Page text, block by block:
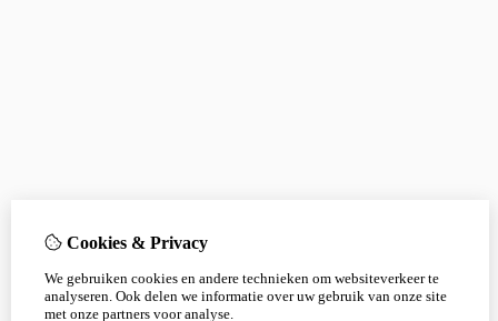
Cookies & Privacy
We gebruiken cookies en andere technieken om websiteverkeer te
analyseren. Ook delen we informatie over uw gebruik van onze site
met onze partners voor analyse.